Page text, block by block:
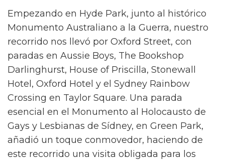
Empezando en Hyde Park, junto al histórico
Monumento Australiano a la Guerra, nuestro
recorrido nos llevó por Oxford Street, con
paradas en Aussie Boys, The Bookshop
Darlinghurst, House of Priscilla, Stonewall
Hotel, Oxford Hotel y el Sydney Rainbow
Crossing en Taylor Square. Una parada
esencial en el Monumento al Holocausto de
Gays y Lesbianas de Sídney, en Green Park,
añadió un toque conmovedor, haciendo de
este recorrido una visita obligada para los